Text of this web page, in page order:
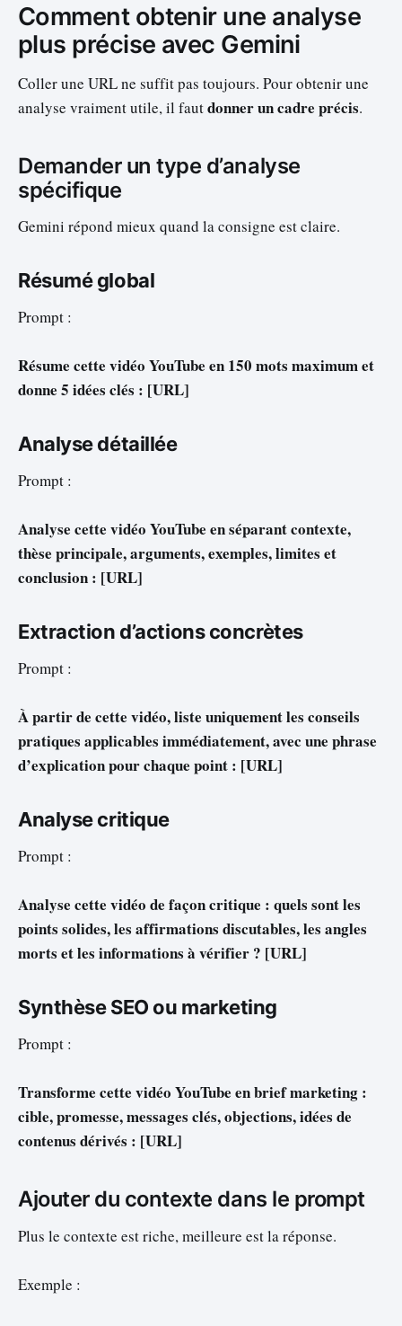
Comment obtenir une analyse
plus précise avec Gemini
Coller une URL ne suffit pas toujours. Pour obtenir une
analyse vraiment utile, il fautdonner un cadre précis.
Demander un type d’analyse
spécifique
Gemini répond mieux quand la consigne est claire.
Résumé global
Prompt :
Résume cette vidéo YouTube en 150 mots maximum et
donne 5 idées clés : [URL]
Analyse détaillée
Prompt :
Analyse cette vidéo YouTube en séparant contexte,
thèse principale, arguments, exemples, limites et
conclusion : [URL]
Extraction d’actions concrètes
Prompt :
À partir de cette vidéo, liste uniquement les conseils
pratiques applicables immédiatement, avec une phrase
d’explication pour chaque point : [URL]
Analyse critique
Prompt :
Analyse cette vidéo de façon critique : quels sont les
points solides, les affirmations discutables, les angles
morts et les informations à vérifier ? [URL]
Synthèse SEO ou marketing
Prompt :
Transforme cette vidéo YouTube en brief marketing :
cible, promesse, messages clés, objections, idées de
contenus dérivés : [URL]
Ajouter du contexte dans le prompt
Plus le contexte est riche, meilleure est la réponse.
Exemple :